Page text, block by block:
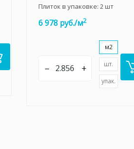
Плиток в упаковке: 2 шт
6 978 руб./м2
– +
м2
шт.
упак.